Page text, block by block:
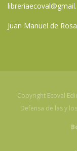
Juan Manuel de
Copyright Ecoval
Defensa de las y